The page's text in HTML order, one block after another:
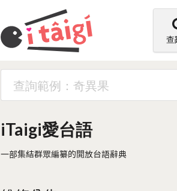
查
iTaigi愛台語
一部集結群眾編纂的開放台語辭典